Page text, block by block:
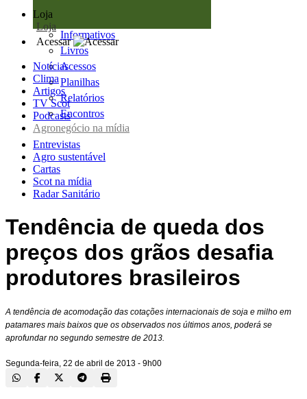
Loja
Loja
Informativos
Livros
Acessos
Planilhas
Relatórios
Encontros
Acessar
Notícias
Clima
Artigos
TV Scot
Podcasts
Agronegócio na mídia
Entrevistas
Agro sustentável
Cartas
Scot na mídia
Radar Sanitário
Tendência de queda dos
preços dos grãos desafia
produtores brasileiros
A tendência de acomodação das cotações internacionais de soja e milho em
patamares mais baixos que os observados nos últimos anos, poderá se
aprofundar no segundo semestre de 2013.
Segunda-feira, 22 de abril de 2013 - 9h00